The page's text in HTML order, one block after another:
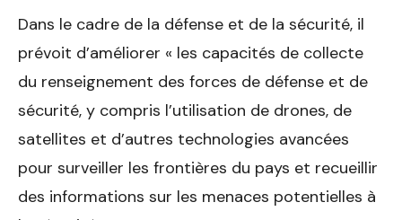
Dans le cadre de la défense et de la sécurité, il
prévoit d’améliorer « les capacités de collecte
du renseignement des forces de défense et de
sécurité, y compris l’utilisation de drones, de
satellites et d’autres technologies avancées
pour surveiller les frontières du pays et recueillir
des informations sur les menaces potentielles à